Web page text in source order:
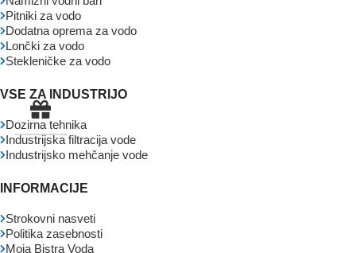
Pitniki za vodo
Dodatna oprema za vodo
Lončki za vodo
Stekleničke za vodo
VSE ZA INDUSTRIJO
Dozirna tehnika
Industrijska filtracija vode
Industrijsko mehčanje vode
INFORMACIJE
Strokovni nasveti
Politika zasebnosti
Moja Bistra Voda